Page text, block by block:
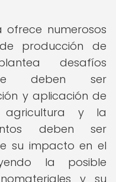
ofrece numerosos
producción de
desafíos
deben ser
y aplicación de
agricultura y la
deben ser
su impacto en el
la posible
y su